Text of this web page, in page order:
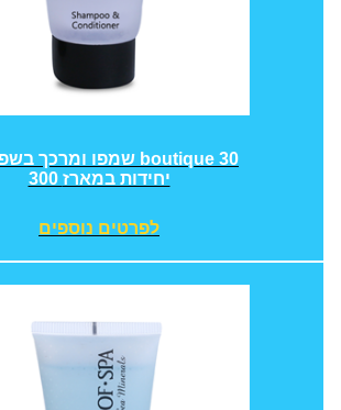
שמפו ומרכך בשפופרת boutique 30
300 יחידות במארז
לפרטים נוספים